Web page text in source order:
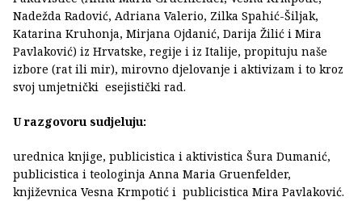
Nadežda Radović, Adriana Valerio, Zilka Spahić-Šiljak,
Katarina Kruhonja, Mirjana Ojdanić, Darija Žilić i Mira
Pavlaković) iz Hrvatske, regije i iz Italije, propituju naše
izbore (rat ili mir), mirovno djelovanje i aktivizam i to kroz
svoj umjetnički esejistički rad.
U razgovoru sudjeluju:
urednica knjige, publicistica i aktivistica Šura Dumanić,
publicistica i teologinja Anna Maria Gruenfelder,
književnica Vesna Krmpotić i publicistica Mira Pavlaković.